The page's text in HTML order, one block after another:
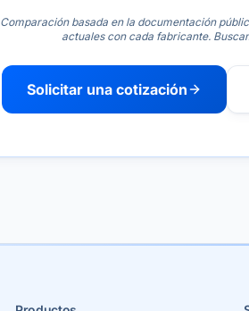
Comparación basada en la documentación
actuales con cada fabricante.
Solicitar una cotización